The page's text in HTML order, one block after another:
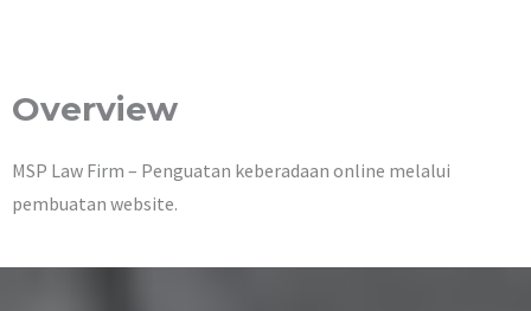
Overview
MSP Law Firm – Penguatan keberadaan online melalui
pembuatan website.